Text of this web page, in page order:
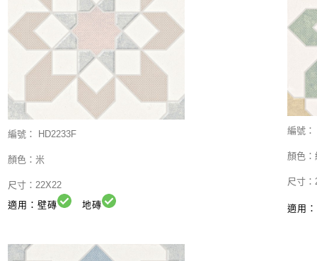
編號： HD2233F
顏色：米
尺寸：22X22
適用：壁磚
地磚
編號：
顏色：
尺寸
適用